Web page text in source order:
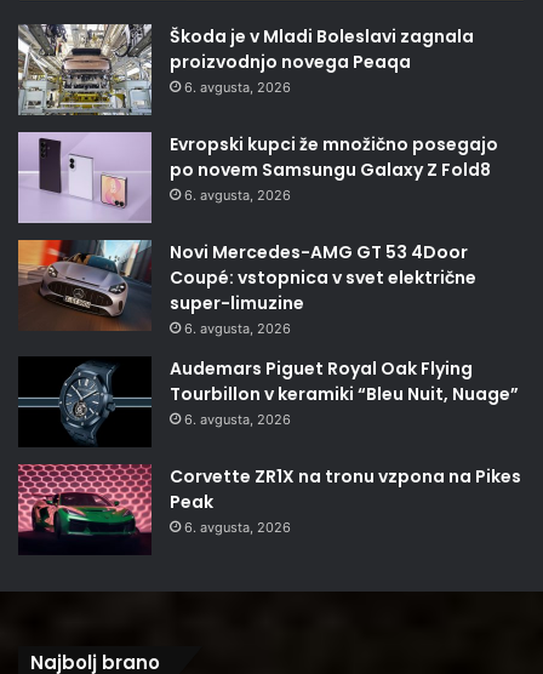
Škoda je v Mladi Boleslavi zagnala
proizvodnjo novega Peaqa
6. avgusta, 2026
Evropski kupci že množično posegajo
po novem Samsungu Galaxy Z Fold8
6. avgusta, 2026
Novi Mercedes-AMG GT 53 4Door
Coupé: vstopnica v svet električne
super-limuzine
6. avgusta, 2026
Audemars Piguet Royal Oak Flying
Tourbillon v keramiki “Bleu Nuit, Nuage”
6. avgusta, 2026
Corvette ZR1X na tronu vzpona na Pikes
Peak
6. avgusta, 2026
Najbolj brano